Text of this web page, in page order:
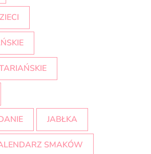
JABŁKA
SMAKÓW